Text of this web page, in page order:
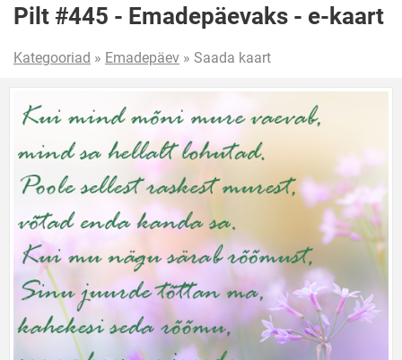
Pilt #445 - Emadepäevaks - e-kaart
Kategooriad » Emadepäev » Saada kaart